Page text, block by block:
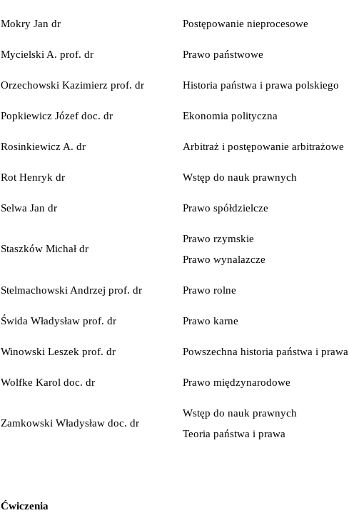
Mokry Jan dr Postępowanie nieprocesowe
Mycielski A. prof. dr Prawo państwowe
Orzechowski Kazimierz prof. dr Historia państwa i prawa polskiego
Popkiewicz Józef doc. dr Ekonomia polityczna
Rosinkiewicz A. dr Arbitraż i postępowanie arbitrażowe
Rot Henryk dr Wstęp do nauk prawnych
Selwa Jan dr Prawo spółdzielcze
Staszków Michał dr
Prawo rzymskie
Prawo wynalazcze
Stelmachowski Andrzej prof. dr Prawo rolne
Świda Władysław prof. dr Prawo karne
Winowski Leszek prof. dr Powszechna historia państwa i prawa
Wolfke Karol doc. dr Prawo międzynarodowe
Zamkowski Władysław doc. dr
Wstęp do nauk prawnych
Teoria państwa i prawa
Ćwiczenia